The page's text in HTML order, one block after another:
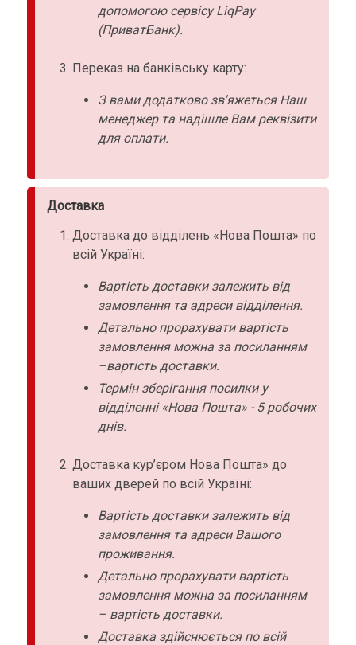
допомогою сервісу LiqPay
(ПриватБанк).
Переказ на банківську карту:
З вами додатково зв'яжеться Наш
менеджер та надішле Вам реквізити
для оплати.
Доставка
Доставка до відділень «Нова Пошта» по
всій Україні:
Вартість доставки залежить від
замовлення та адреси відділення.
Детально прорахувати вартість
замовлення можна за посиланням
–вартість доставки.
Термін зберігання посилки у
відділенні «Нова Пошта» - 5 робочих
днів.
Доставка кур’єром Нова Пошта» до
ваших дверей по всій Україні:
Вартість доставки залежить від
замовлення та адреси Вашого
проживання.
Детально прорахувати вартість
замовлення можна за посиланням
– вартість доставки.
Доставка здійснюється по всій